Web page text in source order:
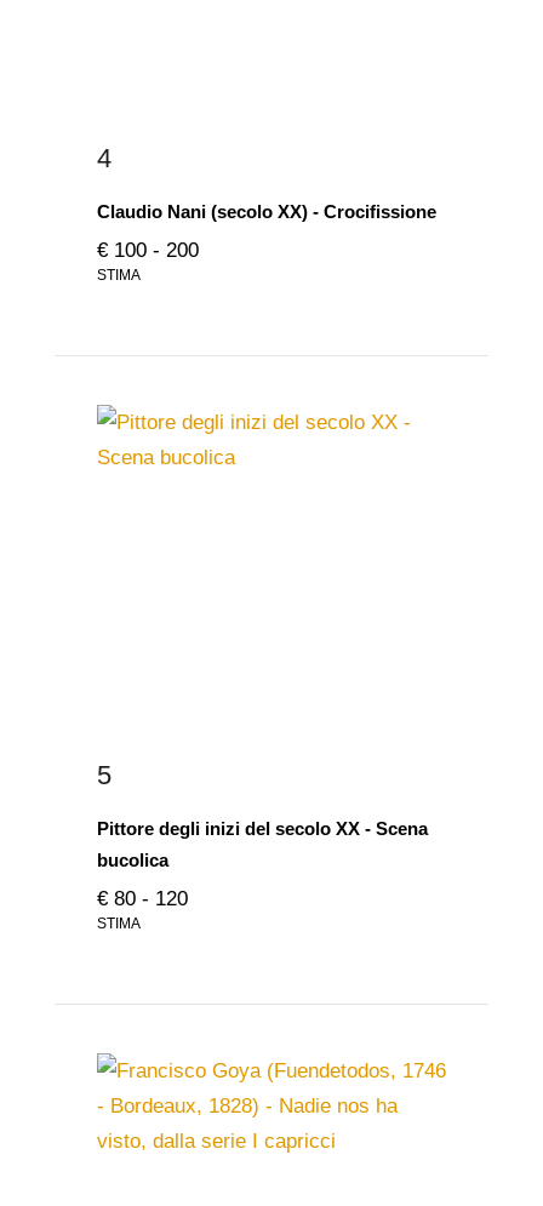
4
Claudio Nani (secolo XX) - Crocifissione
€ 100 - 200
STIMA
5
Pittore degli inizi del secolo XX - Scena
bucolica
€ 80 - 120
STIMA